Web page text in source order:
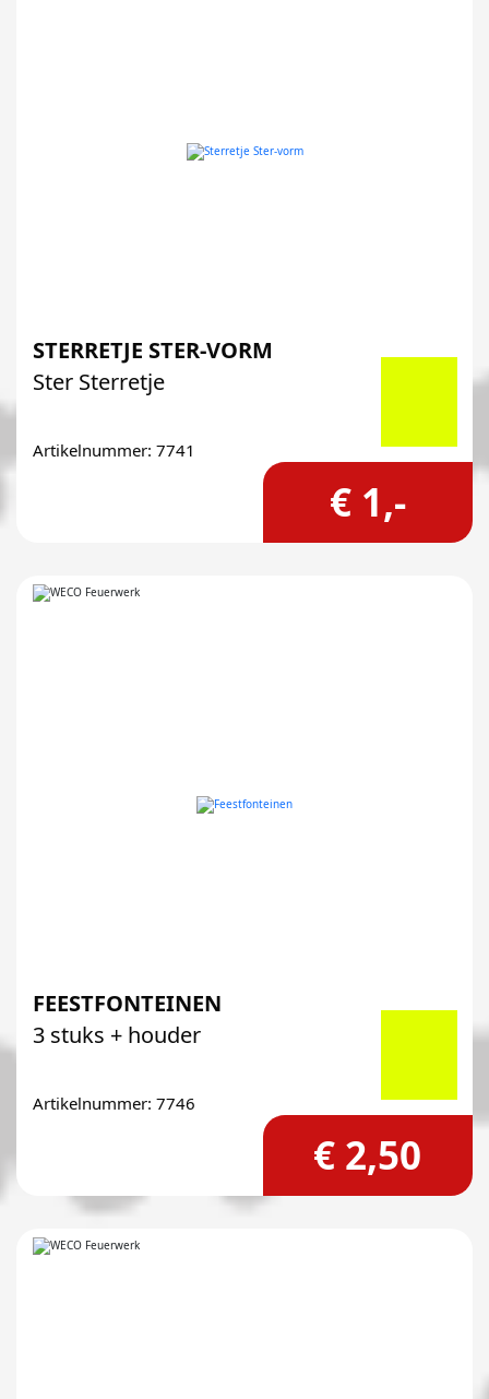
STERRETJE STER-VORM
Ster Sterretje
Artikelnummer: 7741
€ 1,-
FEESTFONTEINEN
3 stuks + houder
Artikelnummer: 7746
€ 2,50